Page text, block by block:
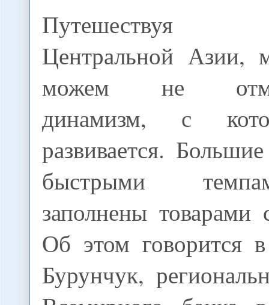
Центральной Азии,
можем не
динамизм, с
развивается.
быстрыми
заполнены товарами
Об этом говорится
Бурунчук,